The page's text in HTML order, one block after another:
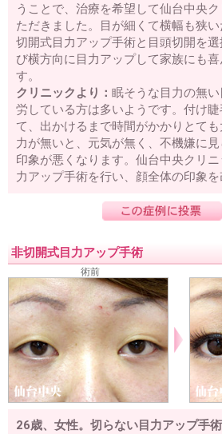
うことで、治療を希望して仙台中央
ただきました。目が細くて横幅も狭
切開式目力アップ手術と目頭切開を
び横方向に目力アップして家族にも
す。
クリニックより： 眠そうな目力の無
労している方は多いようです。付け
て、出かけるまで時間がかかりとて
力が無いと、元気が無く、不機嫌に
印象が悪くなります。仙台中央クリ
力アップ手術を行い、顔全体の印象を
非切開式目力アップ手術
術前
26歳、女性。切らない目力アップ手術